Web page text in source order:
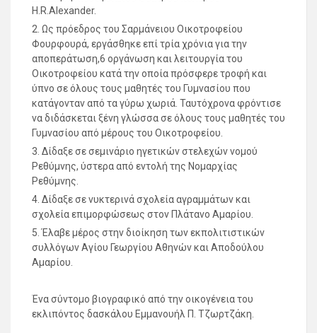
H.R.Alexander.
2. Ως πρόεδρος του Σαρμάνειου Οικοτροφείου
Φουρφουρά, εργάσθηκε επί τρία χρόνια για την
αποπεράτωση,6 οργάνωση και λειτουργία του
Οικοτροφείου κατά την οποία πρόσφερε τροφή και
ύπνο σε όλους τους μαθητές του Γυμνασίου που
κατάγονταν από τα γύρω χωριά. Ταυτόχρονα φρόντισε
να διδάσκεται ξένη γλώσσα σε όλους τους μαθητές του
Γυμνασίου από μέρους του Οικοτροφείου.
3. Δίδαξε σε σεμινάριο ηγετικών στελεχών νομού
Ρεθύμνης, ύστερα από εντολή της Νομαρχίας
Ρεθύμνης.
4. Δίδαξε σε νυκτερινά σχολεία αγραμμάτων και
σχολεία επιμορφώσεως στον Πλάτανο Αμαρίου.
5. Έλαβε μέρος στην διοίκηση των εκπολιτιστικών
συλλόγων Αγίου Γεωργίου Αθηνών και Αποδούλου
Αμαρίου.
Ένα σύντομο βιογραφικό από την οικογένεια του
εκλιπόντος δασκάλου Εμμανουήλ Π. Τζωρτζάκη.